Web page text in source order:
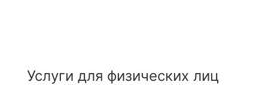
Услуги для физических лиц